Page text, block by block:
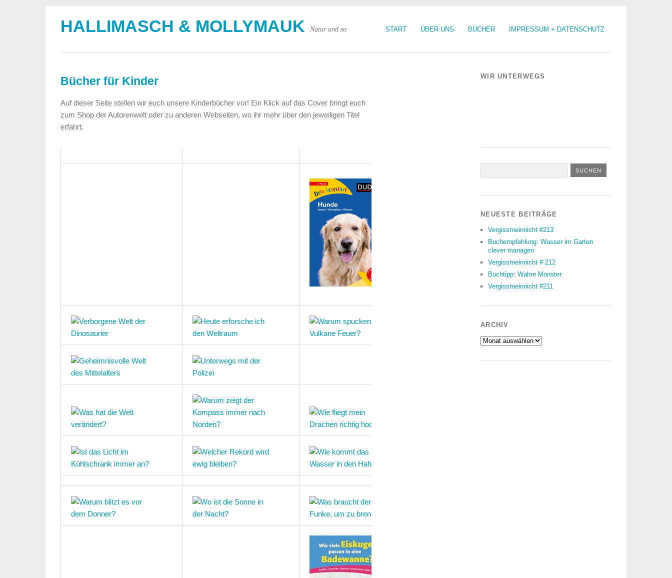
START ÜBER UNS BÜCHER IMPRESSUM + DATENSCHUTZ
HALLIMASCH & MOLLYMAUK Natur und so
Bücher für Kinder
Auf dieser Seite stellen wir euch unsere Kinderbücher vor! Ein Klick auf das Cover bringt euch
zum Shop der Autorenwelt oder zu anderen Webseiten, wo ihr mehr über den jeweiligen Titel
erfahrt.
WIR UNTERWEGS
NEUESTE BEITRÄGE
Vergissmeinnicht #213
Buchempfehlung: Wasser im Garten
clever managen
Vergissmeinnicht # 212
Buchtipp: Wahre Monster
Vergissmeinnicht #211
ARCHIV
Archiv